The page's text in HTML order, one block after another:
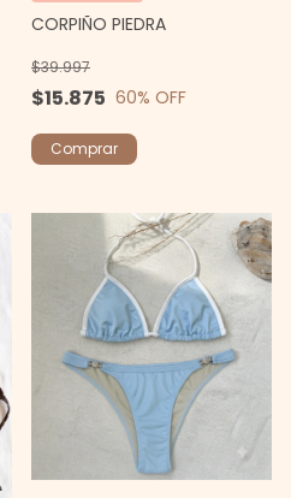
CORPIÑO PIEDRA
$15.875
$39.997
60% OFF
Comprar